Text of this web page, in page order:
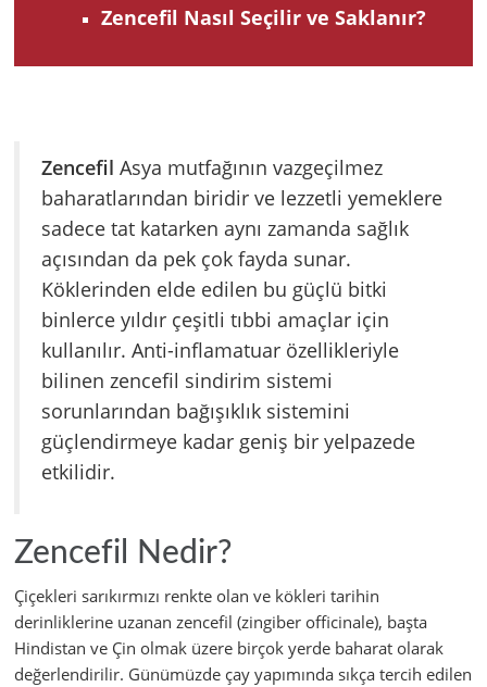
Zencefil Nasıl Seçilir ve Saklanır?
Zencefil Asya mutfağının vazgeçilmez
baharatlarından biridir ve lezzetli yemeklere
sadece tat katarken aynı zamanda sağlık
açısından da pek çok fayda sunar.
Köklerinden elde edilen bu güçlü bitki
binlerce yıldır çeşitli tıbbi amaçlar için
kullanılır. Anti-inflamatuar özellikleriyle
bilinen zencefil sindirim sistemi
sorunlarından bağışıklık sistemini
güçlendirmeye kadar geniş bir yelpazede
etkilidir.
Zencefil Nedir?
Çiçekleri sarıkırmızı renkte olan ve kökleri tarihin
derinliklerine uzanan zencefil (zingiber officinale), başta
Hindistan ve Çin olmak üzere birçok yerde baharat olarak
değerlendirilir. Günümüzde çay yapımında sıkça tercih edilen